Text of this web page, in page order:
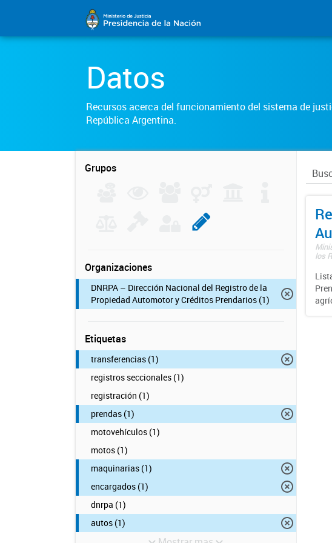
Datos
Recursos acerca del funcionamiento del sistema de
República Argentina.
Grupos
Organizaciones
DNRPA – Dirección Nacional del Registro de la
Propiedad Automotor y Créditos Prendarios (1)
Etiquetas
transferencias (1)
registros seccionales (1)
registración (1)
prendas (1)
motovehículos (1)
motos (1)
maquinarias (1)
encargados (1)
dnrpa (1)
autos (1)
los